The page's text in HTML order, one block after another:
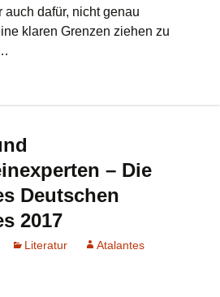
auch dafür, nicht genau
klaren Grenzen ziehen zu
– Die
Deutschen
2017
Literatur
Atalantes